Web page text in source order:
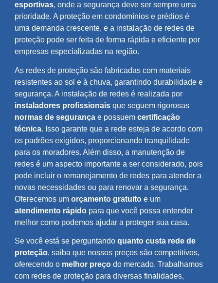
esportivas, onde a segurança deve ser sempre uma
prioridade. A proteção em condomínios e prédios é
uma demanda crescente, e a instalação de redes de
proteção pode ser feita de forma rápida e eficiente por
empresas especializadas na região.
As redes de proteção são fabricadas com materiais
resistentes ao sol e à chuva, garantindo durabilidade e
segurança. A instalação de redes é realizada por
instaladores profissionais que seguem rigorosas
normas de segurança e possuem certificação
técnica. Isso garante que a rede esteja de acordo com
os padrões exigidos, proporcionando tranquilidade
para os moradores. Além disso, a manutenção de
redes é um aspecto importante a ser considerado, pois
pode incluir o remanejamento de redes para atender a
novas necessidades ou para renovar a segurança.
Oferecemos um orçamento gratuito e um
atendimento rápido para que você possa entender
melhor como podemos ajudar a proteger sua casa.
Se você está se perguntando quanto custa rede de
proteção, saiba que nossos preços são competitivos,
oferecendo o melhor preço do mercado. Trabalhamos
com redes de proteção para diversas finalidades,